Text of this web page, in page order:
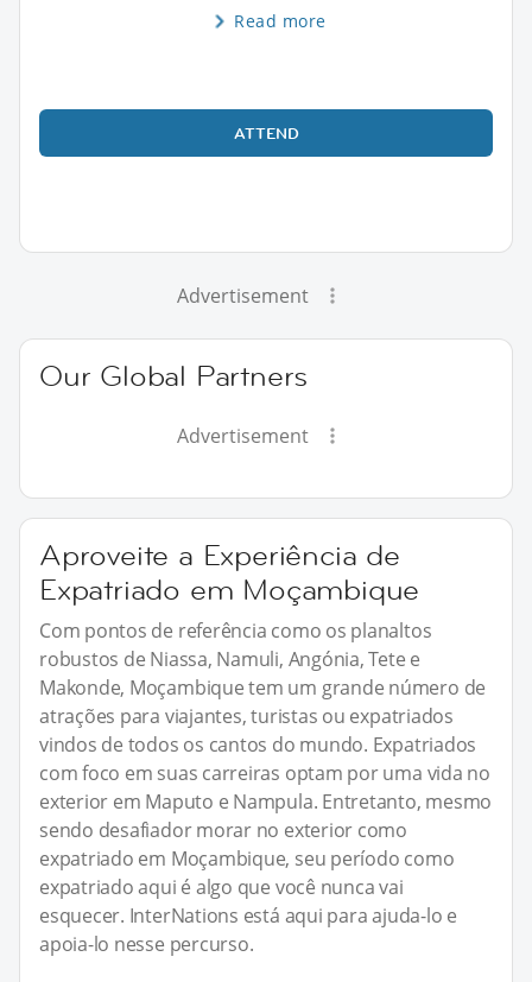
Read more
ATTEND
Advertisement
Our Global Partners
Advertisement
Aproveite a Experiência de
Expatriado em Moçambique
Com pontos de referência como os planaltos
robustos de Niassa, Namuli, Angónia, Tete e
Makonde, Moçambique tem um grande número de
atrações para viajantes, turistas ou expatriados
vindos de todos os cantos do mundo. Expatriados
com foco em suas carreiras optam por uma vida no
exterior em Maputo e Nampula. Entretanto, mesmo
sendo desafiador morar no exterior como
expatriado em Moçambique, seu período como
expatriado aqui é algo que você nunca vai
esquecer. InterNations está aqui para ajuda-lo e
apoia-lo nesse percurso.